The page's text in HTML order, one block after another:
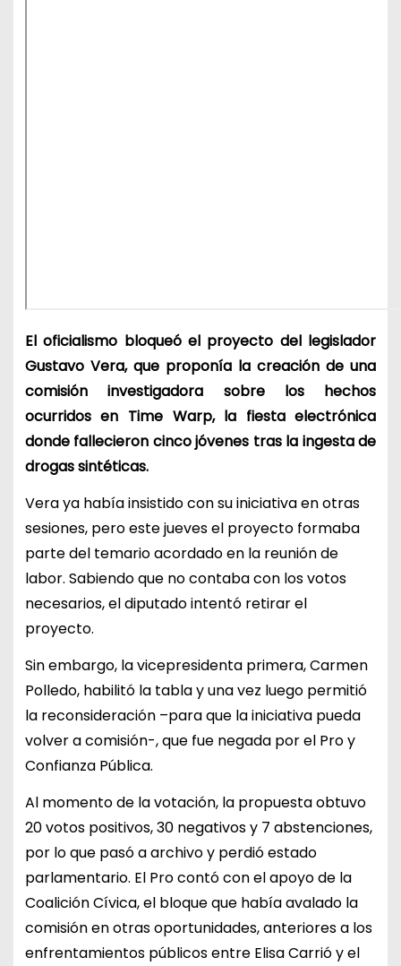
El oficialismo bloqueó el proyecto del legislador
Gustavo Vera, que proponía la creación de una
comisión investigadora sobre los hechos
ocurridos en Time Warp, la fiesta electrónica
donde fallecieron cinco jóvenes tras la ingesta de
drogas sintéticas.
Vera ya había insistido con su iniciativa en otras
sesiones, pero este jueves el proyecto formaba
parte del temario acordado en la reunión de
labor. Sabiendo que no contaba con los votos
necesarios, el diputado intentó retirar el
proyecto.
Sin embargo, la vicepresidenta primera, Carmen
Polledo, habilitó la tabla y una vez luego permitió
la reconsideración –para que la iniciativa pueda
volver a comisión-, que fue negada por el Pro y
Confianza Pública.
Al momento de la votación, la propuesta obtuvo
20 votos positivos, 30 negativos y 7 abstenciones,
por lo que pasó a archivo y perdió estado
parlamentario. El Pro contó con el apoyo de la
Coalición Cívica, el bloque que había avalado la
comisión en otras oportunidades, anteriores a los
enfrentamientos públicos entre Elisa Carrió y el